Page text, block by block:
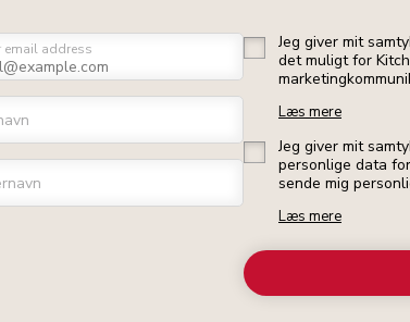
email address
Jeg giver mit
det muligt for
Læs mere
Jeg giver mit
personlige data
sende mig
Læs mere